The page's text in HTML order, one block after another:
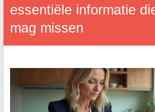
essentiële informatie
mag missen